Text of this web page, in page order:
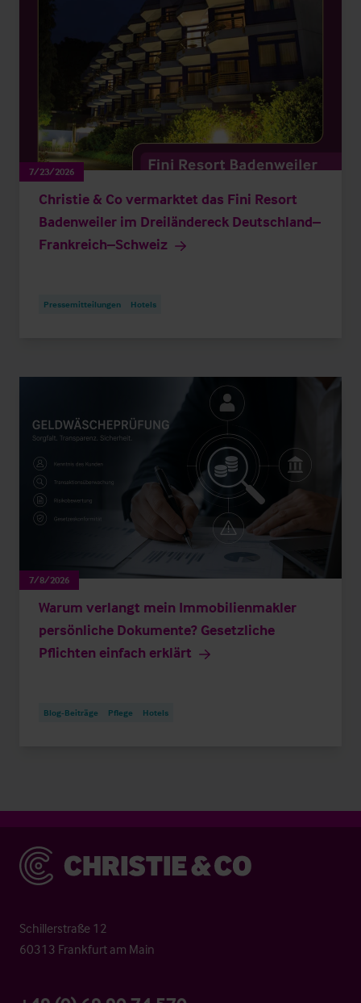
7/23/2026
Christie & Co vermarktet das Fini Resort
Badenweiler im Dreiländereck Deutschland–
Frankreich–Schweiz
Pressemitteilungen Hotels
7/8/2026
Warum verlangt mein Immobilienmakler
persönliche Dokumente? Gesetzliche
Pflichten einfach erklärt
Blog-Beiträge Pflege Hotels
Christie & Co
Schillerstraße 12
60313 Frankfurt am Main